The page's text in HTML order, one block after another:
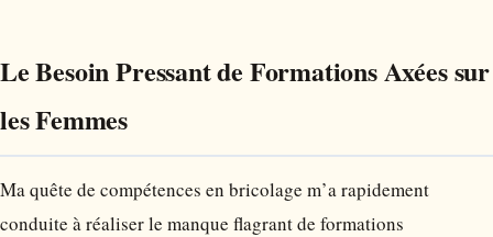
Le Besoin Pressant de Formations Axées sur
les Femmes
Ma quête de compétences en bricolage m’a rapidement
conduite à réaliser le manque flagrant de formations